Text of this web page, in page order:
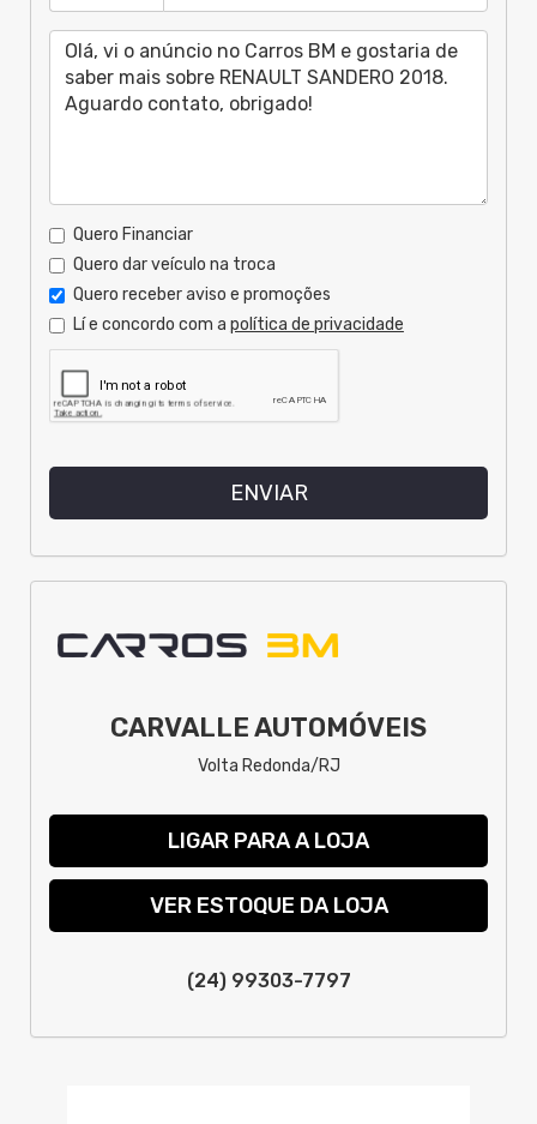
Quero Financiar
Quero dar veículo na troca
Quero receber aviso e promoções
Lí e concordo com a política de privacidade
ENVIAR
CARVALLE AUTOMÓVEIS
Volta Redonda/RJ
LIGAR PARA A LOJA
VER ESTOQUE DA LOJA
(24) 99303-7797